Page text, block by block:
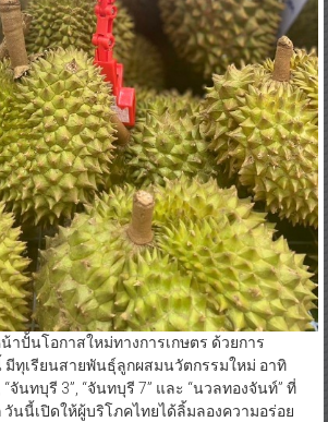
าปั้นโอกาสใหม่ทางการเกษตร ด้วยการ
ทุเรียนสายพันธุ์ลูกผสมนวัตกรรมใหม่ อาทิ
“จันทบุรี 3”, “จันทบุรี 7” และ “นวลทองจันท์” ที่
วันนี้เปิดให้ผู้บริโภคไทยได้ลิ้มลองความอร่อย